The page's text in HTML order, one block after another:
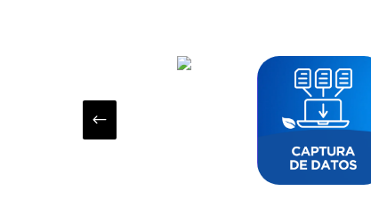
#